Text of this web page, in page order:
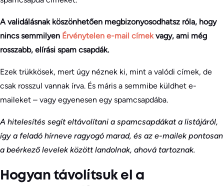
A validálásnak köszönhetően megbizonyosodhatsz róla, hogy
nincs semmilyen Érvénytelen e-mail címekvagy, ami még
rosszabb, elírási spam csapdák.
Ezek trükkösek, mert úgy néznek ki, mint a valódi címek, de
csak rosszul vannak írva. És máris a semmibe küldhet e-
maileket – vagy egyenesen egy spamcsapdába.
A hitelesítés segít eltávolítani a spamcsapdákat a listájáról,
így a feladó hírneve ragyogó marad, és az e-mailek pontosan
a beérkező levelek között landolnak, ahová tartoznak.
Hogyan távolítsuk el a